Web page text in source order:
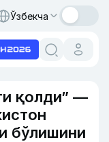
Ўзбекча
қолди” —
бўлишини